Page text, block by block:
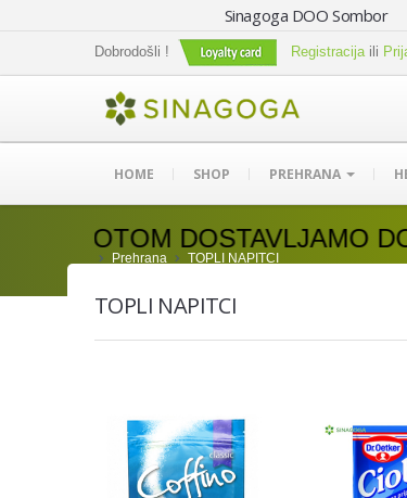
Sinagoga DOO
Dobrodošli ! Registracijaili
HOME SHOP PREHRANA
DOSTAVLJAMO DO 15H
Prehrana TOPLI NAPITCI
TOPLI NAPITCI